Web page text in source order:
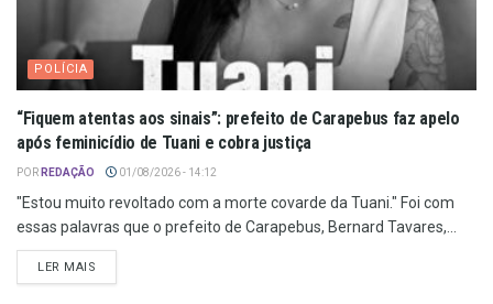
POLÍCIA
“Fiquem atentas aos sinais”: prefeito de Carapebus faz apelo
após feminicídio de Tuani e cobra justiça
POR REDAÇÃO 01/08/2026 - 14:12
"Estou muito revoltado com a morte covarde da Tuani." Foi com
essas palavras que o prefeito de Carapebus, Bernard Tavares,...
LER MAIS